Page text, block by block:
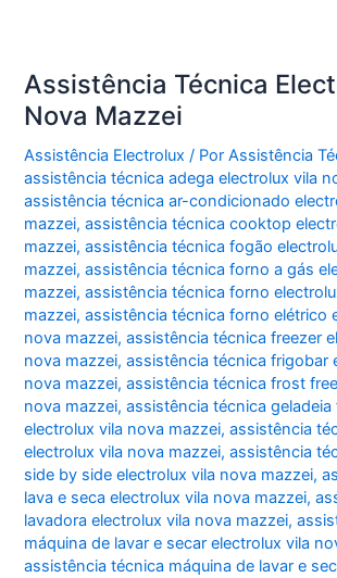
Assistência Técnica
Nova Mazzei
Assistência Electrolux / PorAssistência
assistência técnica adega electrolux vila
assistência técnica ar-condicionado
mazzei,assistência técnica cooktop
mazzei,assistência técnica fogão
mazzei,assistência técnica forno a gás
mazzei,assistência técnica forno
mazzei,assistência técnica forno elétrico
nova mazzei,assistência técnica freezer
nova mazzei,assistência técnica frigobar
nova mazzei,assistência técnica frost
nova mazzei,assistência técnica
electrolux vila nova mazzei,assistência
electrolux vila nova mazzei,assistência
side by side electrolux vila nova mazzei,
lava e seca electrolux vila nova mazzei,
lavadora electrolux vila nova mazzei,
máquina de lavar e secar electrolux vila
assistência técnica máquina de lavar e